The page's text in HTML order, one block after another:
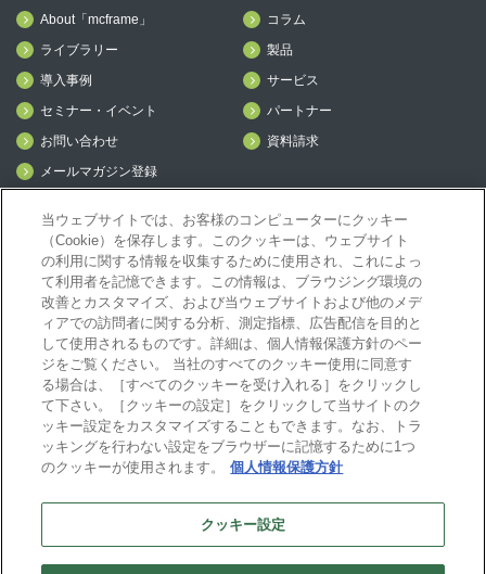
About「mcframe」
コラム
ライブラリー
製品
導入事例
サービス
セミナー・イベント
パートナー
お問い合わせ
資料請求
メールマガジン登録
mcframeナビ（ユーザ登録者）
mcframeユーザ会サイト（MCUG会員専用）
ID発行をご希望の方はこちら
パートナー専用サイト
mcframe GAパートナー専用サイト
MIJS
B-EN-Gについて
ビジネスエンジニアリング株式会社
当ウェブサイトでは、お客様のコンピューターにクッキー
（Cookie）を保存します。このクッキーは、ウェブサイト
の利用に関する情報を収集するために使用され、これによっ
て利用者を記憶できます。この情報は、ブラウジング環境の
改善とカスタマイズ、および当ウェブサイトおよび他のメデ
ィアでの訪問者に関する分析、測定指標、広告配信を目的と
して使用されるものです。詳細は、個人情報保護方針のペー
ジをご覧ください。 当社のすべてのクッキー使用に同意す
る場合は、［すべてのクッキーを受け入れる］をクリックし
て下さい。［クッキーの設定］をクリックして当サイトのク
ッキー設定をカスタマイズすることもできます。なお、トラ
ッキングを行わない設定をブラウザーに記憶するために1つ
のクッキーが使用されます。
個人情報保護方針
クッキー設定